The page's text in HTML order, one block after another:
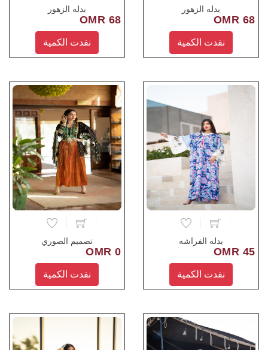
بدله الزهور
68 OMR
نفدت الكمية
بدله الزهور
68 OMR
نفدت الكمية
بدله الفراشه
45 OMR
نفدت الكمية
تصميم الصوري
0 OMR
نفدت الكمية